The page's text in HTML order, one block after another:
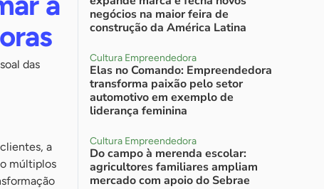
das
a
múltiplos
negócios na maior feira de
construção da América Latina
Cultura Empreendedora
Elas no Comando: Empreendedora
transforma paixão pelo setor
automotivo em exemplo de
liderança feminina
Cultura Empreendedora
Do campo à merenda escolar:
agricultores familiares ampliam
mercado com apoio do Sebrae